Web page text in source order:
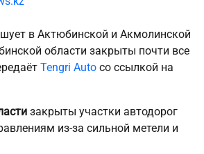
в Актюбинской и Акмолинской
области закрыты почти все
Tengri Auto со ссылкой на
закрыты участки автодорог
из-за сильной метели и